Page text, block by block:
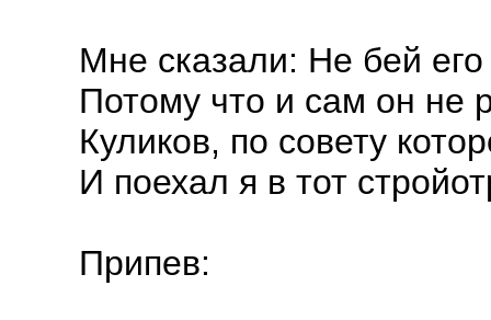
Мне сказали: Не бей
Потому что и сам он не
Куликов, по совету
И поехал я в тот
Припев: